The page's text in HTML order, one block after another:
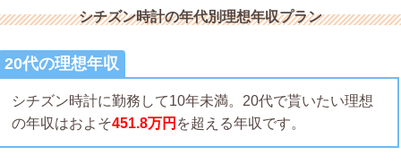
シチズン時計の年代別理想年収プラン
20代の理想年収
シチズン時計に勤務して10年未満。20代で貰いたい理想
の年収はおよそ451.8万円 を超える年収です。